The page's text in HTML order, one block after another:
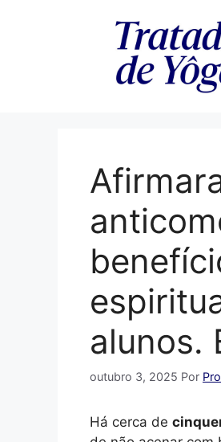
alunos.
outubro 3, 2025 Por
Há cerca de